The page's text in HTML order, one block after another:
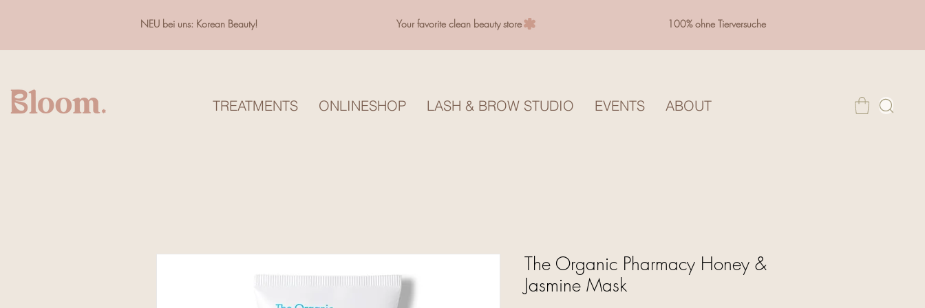
NEU bei uns: Korean Beauty! Your favorite clean beauty store 100% ohne Tierversuche
TREATMENTS ONLINESHOP LASH & BROW STUDIO EVENTS ABOUT
The Organic Pharmacy Honey &
Jasmine Mask